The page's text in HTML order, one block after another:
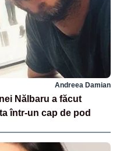
Andreea Damian
Nălbaru a făcut
într-un cap de pod